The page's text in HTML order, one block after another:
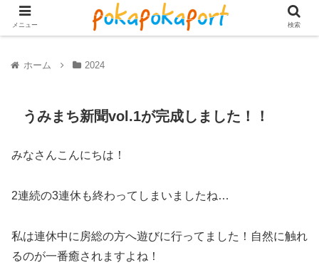
ホーム 2024
うみまち新聞vol.1が完成しました！！
みなさんこんにちは！
2連続の3連休も終わってしまいましたね…
私は連休中に房総の方へ遊びに行ってました！自然に触れ
るのが一番癒されますよね！
メニュー 検索